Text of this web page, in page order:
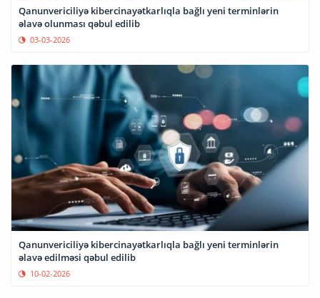
Qanunvericiliyə kibercinayətkarlıqla bağlı yeni terminlərin
əlavə olunması qəbul edilib
03-03-2026
Qanunvericiliyə kibercinayətkarlıqla bağlı yeni terminlərin
əlavə edilməsi qəbul edilib
10-02-2026